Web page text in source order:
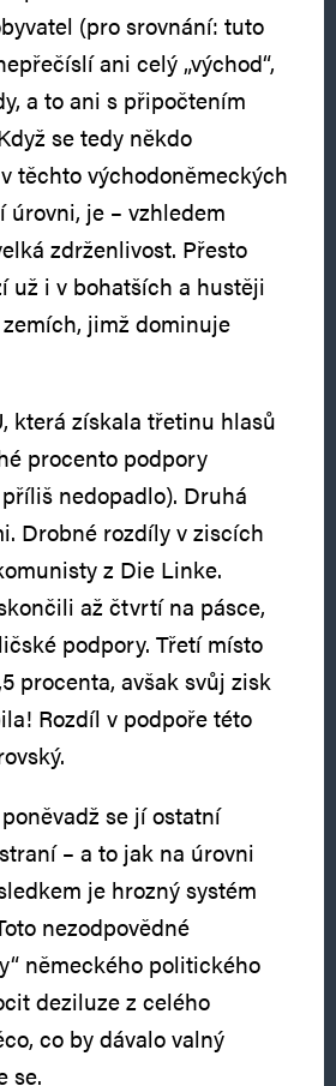
(pro srovnání: tuto
ani celý „východ“,
a to ani s připočtením
se tedy někdo
těchto východoněmeckých
je – vzhledem
zdrženlivost. Přesto
už i v bohatších a hustěji
jimž dominuje
která získala třetinu hlasů
procento podpory
nedopadlo). Druhá
Drobné rozdíly v ziscích
z Die Linke.
až čtvrtí na pásce,
podpory. Třetí místo
procenta, avšak svůj zisk
Rozdíl v podpoře této
se jí ostatní
– a to jak na úrovni
je hrozný systém
nezodpovědné
německého politického
deziluze z celého
co by dávalo valný
se.